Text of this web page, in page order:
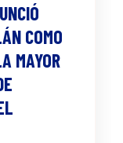
COMO
MAYOR